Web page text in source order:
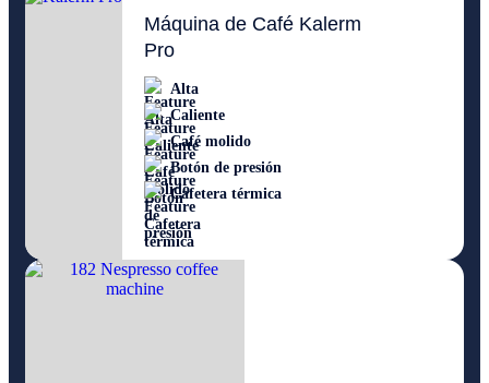
Máquina de Café Kalerm
Pro
Alta
Caliente
Café molido
Botón de presión
Cafetera térmica